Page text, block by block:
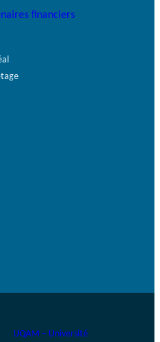
financiers
UQAM – Université